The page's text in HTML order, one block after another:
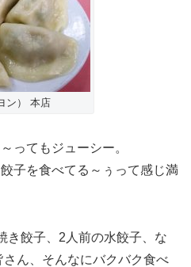
ン） 本店
ってもジューシー。
子を食べてる～ぅって感じ満
き餃子、2人前の水餃子、な
さん、そんなにバクバク食べ